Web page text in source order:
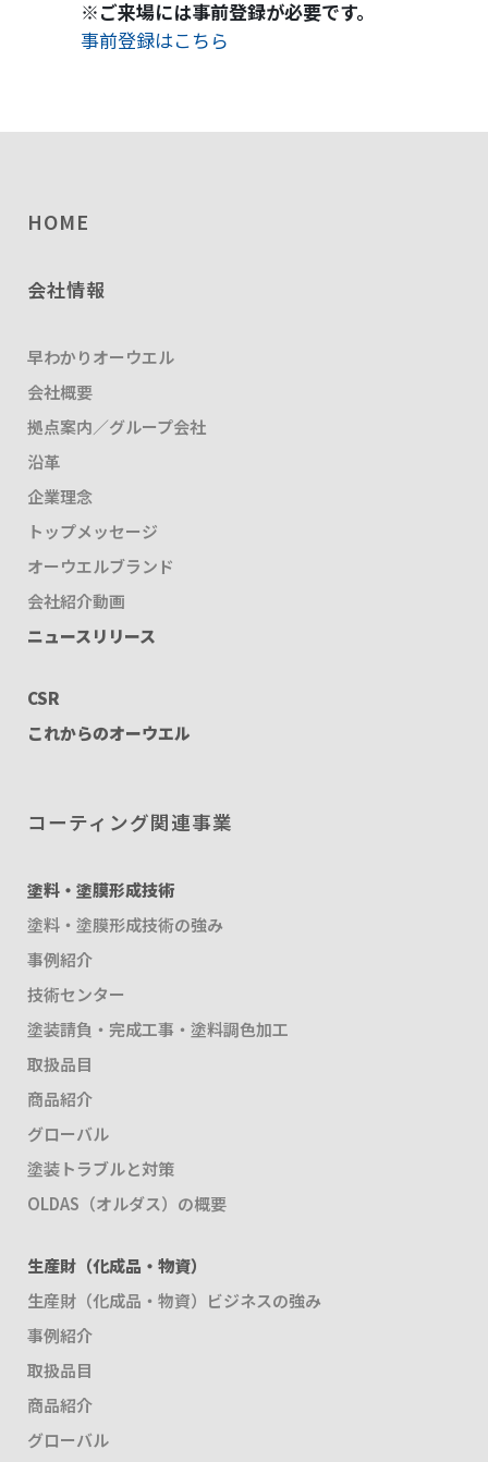
※ご来場には事前登録が必要です。
事前登録はこちら
HOME
会社情報
早わかりオーウエル
会社概要
拠点案内／グループ会社
沿革
企業理念
トップメッセージ
オーウエルブランド
会社紹介動画
ニュースリリース
CSR
これからのオーウエル
コーティング関連事業
塗料・塗膜形成技術
塗料・塗膜形成技術の強み
事例紹介
技術センター
塗装請負・完成工事・塗料調色加工
取扱品目
商品紹介
グローバル
塗装トラブルと対策
OLDAS（オルダス）の概要
生産財（化成品・物資）
生産財（化成品・物資）ビジネスの強み
事例紹介
取扱品目
商品紹介
グローバル